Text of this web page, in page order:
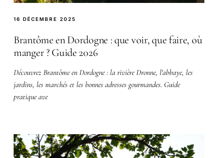
16 DÉCEMBRE 2025
Brantôme en Dordogne : que voir, que faire, où
manger ? Guide 2026
Découvrez Brantôme en Dordogne : la rivière Dronne, l'abbaye, les
jardins, les marchés et les bonnes adresses gourmandes. Guide
pratique ave